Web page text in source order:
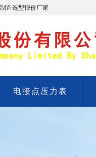
造选型报价厂家
电接点压力表